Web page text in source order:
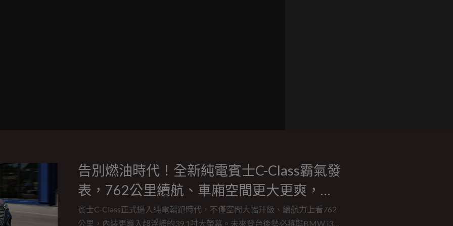
告別燃油時代！全新純電賓士C-Class霸氣發
表，762公里續航、車廂空間更大更爽，台
灣車迷準備好銀彈啦！
賓士C-Class正式邁入純電轎跑時代，不僅空間大幅升級、續航力上看762
公里，內裝更導入超浮誇的39.1吋大螢幕。未來登台後勢必將與BMW i3